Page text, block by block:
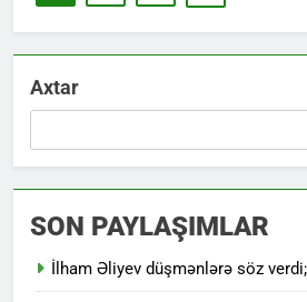
Axtar
SON PAYLAŞIMLAR
İlham Əliyev düşmənlərə söz